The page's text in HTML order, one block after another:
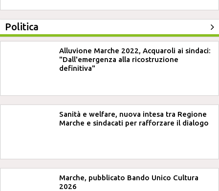
Politica
Alluvione Marche 2022, Acquaroli ai sindaci:
"Dall'emergenza alla ricostruzione
definitiva"
Sanità e welfare, nuova intesa tra Regione
Marche e sindacati per rafforzare il dialogo
Marche, pubblicato Bando Unico Cultura
2026